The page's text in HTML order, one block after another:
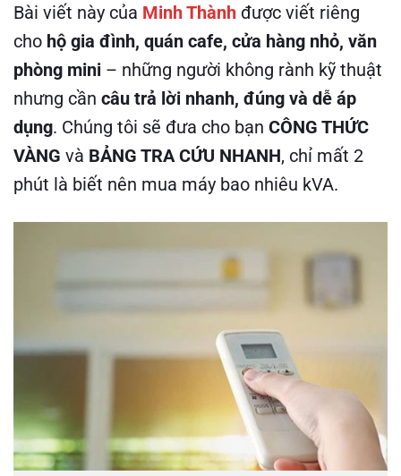
Bài viết này của Minh Thành được viết riêng
cho hộ gia đình, quán cafe, cửa hàng nhỏ, văn
phòng mini – những người không rành kỹ thuật
nhưng cần câu trả lời nhanh, đúng và dễ áp
dụng. Chúng tôi sẽ đưa cho bạn CÔNG THỨC
VÀNG và BẢNG TRA CỨU NHANH, chỉ mất 2
phút là biết nên mua máy bao nhiêu kVA.